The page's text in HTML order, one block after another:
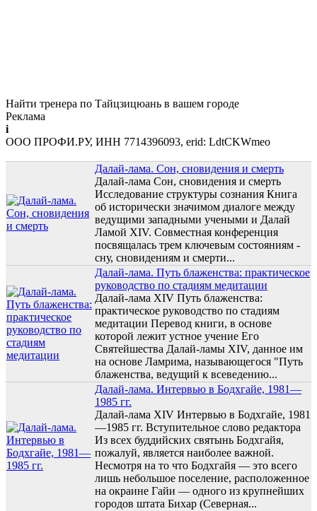
Найти тренера по Тайцзицюань в вашем городе
Реклама
i
ООО ПРОФИ.РУ, ИНН 7714396093, erid: LdtCKWmeo
Далай-лама. Сон, сновидения и смерть
Далай-лама Сон, сновидения и смерть
Исследование структуры сознания Книга
об исторически значимом диалоге между
ведущими западными учеными и Далай
Ламой XIV. Совместная конференция
посвящалась трем ключевым состояниям -
сну, сновидениям и смерти...
Далай-лама. Путь блаженства: практическое
руководство по стадиям медитации
Далай-лама XIV Путь блаженства:
практическое руководство по стадиям
медитации Перевод книги, в основе
которой лежит устное учение Его
Святейшества Далай-ламы XIV, данное им
на основе Ламрима, называющегося "Путь
блаженства, ведущий к всеведению...
Далай-лама. Интервью в Бодхгайе, 1981—
1985 гг.
Далай-лама XIV Интервью в Бодхгайе, 1981
—1985 гг. Вступительное слово редактора
Из всех буддийских святынь Бодхгайя,
пожалуй, является наиболее важной.
Несмотря на то что Бодхгайя — это всего
лишь небольшое поселение, расположенное
на окраине Гайи — одного из крупнейших
городов штата Бихар (Северная...